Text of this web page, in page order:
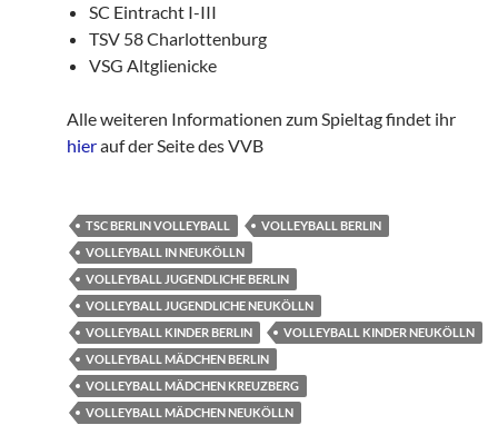
SC Eintracht I-III
TSV 58 Charlottenburg
VSG Altglienicke
Alle weiteren Informationen zum Spieltag findet ihr
hierauf der Seite des VVB
TSC BERLIN VOLLEYBALL
VOLLEYBALL BERLIN
VOLLEYBALL IN NEUKÖLLN
VOLLEYBALL JUGENDLICHE BERLIN
VOLLEYBALL JUGENDLICHE NEUKÖLLN
VOLLEYBALL KINDER BERLIN
VOLLEYBALL KINDER NEUKÖLLN
VOLLEYBALL MÄDCHEN BERLIN
VOLLEYBALL MÄDCHEN KREUZBERG
VOLLEYBALL MÄDCHEN NEUKÖLLN